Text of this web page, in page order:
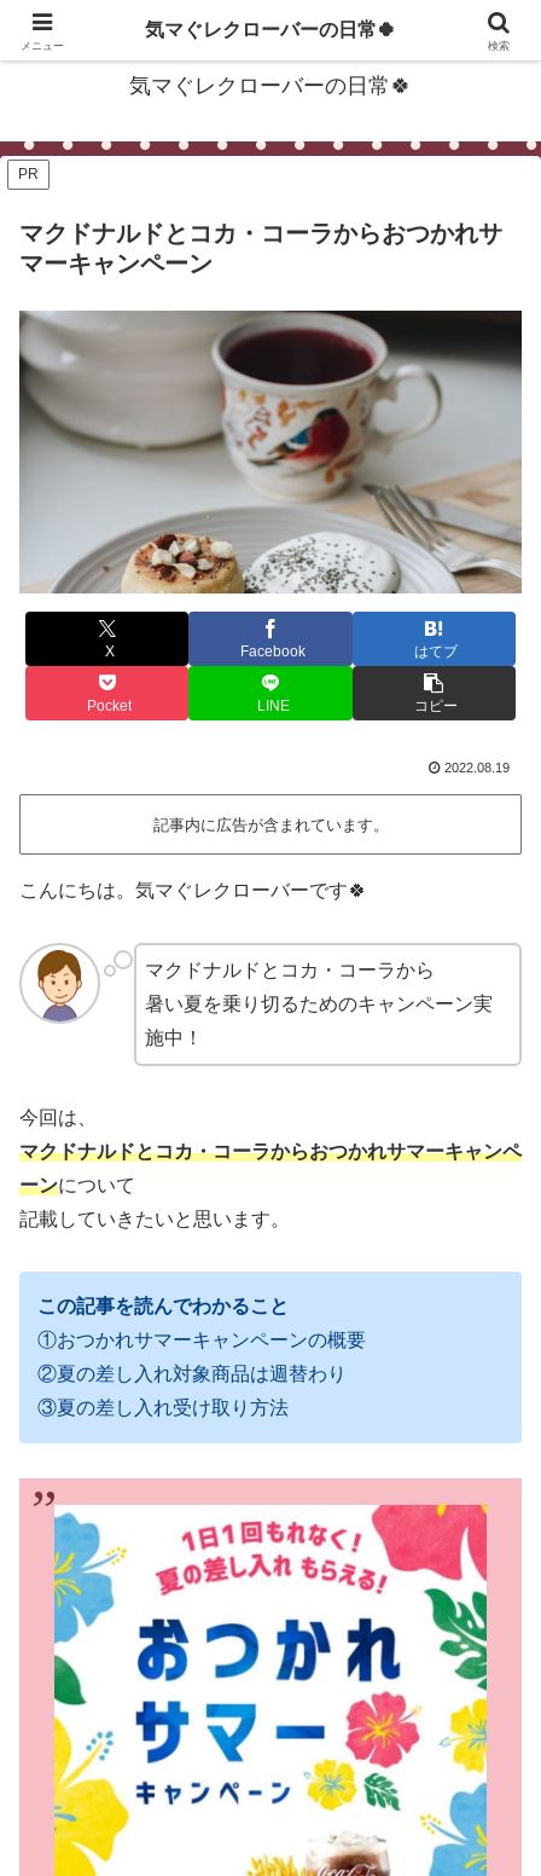
〜生活に役立つ便利な情報をあなたの心へお届けします〜
気マぐレクローバーの日常🍀
PR
マクドナルドとコカ・コーラからおつかれサ
マーキャンペーン
X Facebook はてブ
Pocket LINE コピー
2022.08.19
記事内に広告が含まれています。
こんにちは。気マぐレクローバーです🍀
マクドナルドとコカ・コーラから
暑い夏を乗り切るためのキャンペーン実
施中！
今回は、
マクドナルドとコカ・コーラからおつかれサマーキャンペ
ーンについて
記載していきたいと思います。
この記事を読んでわかること
①おつかれサマーキャンペーンの概要
②夏の差し入れ対象商品は週替わり
③夏の差し入れ受け取り方法
メニュー
気マぐレクローバーの日常🍀
検索